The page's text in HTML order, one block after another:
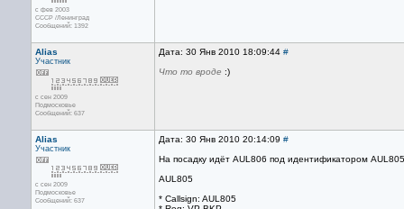
с фев 2003
СССР /Ленинград
Сообщений: 1392
Alias
Участник
с сен 2009
Подмосковье
Сообщений: 637
Дата: 30 Янв 2010 18:09:44 #
Что то вроде :)
Alias
Участник
с сен 2009
Подмосковье
Сообщений: 637
Дата: 30 Янв 2010 20:14:09 #
На посадку идёт AUL806 под идентификатором AUL805
AUL805
* Callsign: AUL805